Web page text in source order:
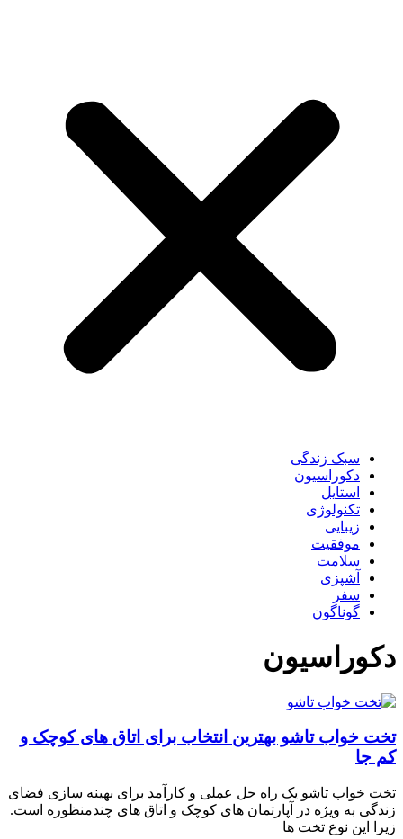
سبک زندگی
دکوراسیون
استایل
تکنولوژی
زیبایی
موفقیت
سلامت
آشپزی
سفر
گوناگون
دکوراسیون
تخت خواب تاشو بهترین انتخاب برای اتاق های کوچک و
کم جا
تخت خواب تاشو یک راه حل عملی و کارآمد برای بهینه سازی فضای
زندگی به ویژه در آپارتمان های کوچک و اتاق های چندمنظوره است.
زیرا این نوع تخت ها